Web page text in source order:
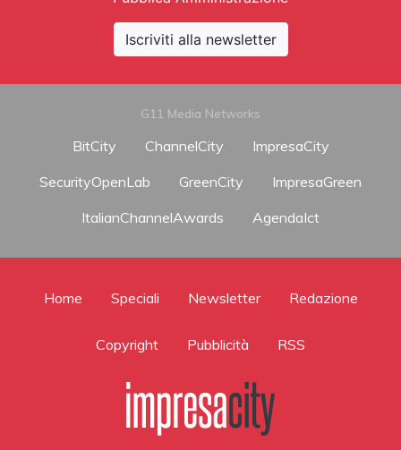
Iscriviti alla newsletter
G11 Media Networks
BitCity ChannelCity
ImpresaCity
SecurityOpenLab
GreenCity
ImpresaGreen
ItalianChannelAwards
AgendaIct
Home Speciali Newsletter Redazione
Copyright Pubblicità RSS